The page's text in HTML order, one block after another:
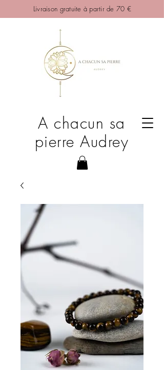
Livraison gratuite à partir de 70 €
A chacun sa
pierre Audrey